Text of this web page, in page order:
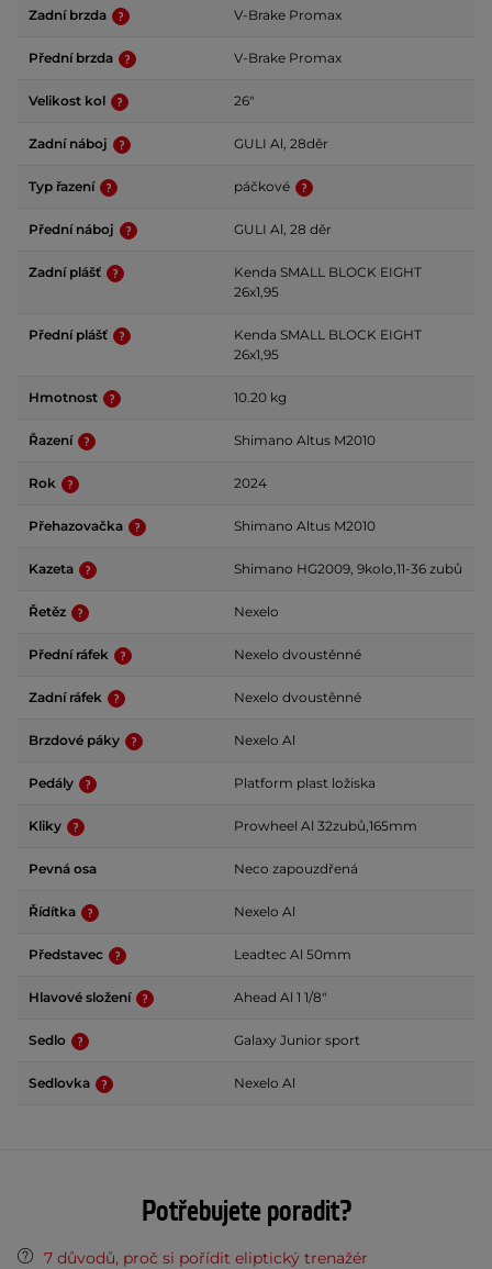
Zadní brzda V-Brake Promax
Přední brzda V-Brake Promax
Velikost kol 26"
Zadní náboj GULI Al, 28děr
Typ řazení páčkové
Přední náboj GULI Al, 28 děr
Zadní plášť
Kenda SMALL BLOCK EIGHT
26x1,95
Přední plášť
Kenda SMALL BLOCK EIGHT
26x1,95
Hmotnost 10.20 kg
Řazení Shimano Altus M2010
Rok 2024
Přehazovačka Shimano Altus M2010
Kazeta Shimano HG2009, 9kolo,11-36 zubů
Řetěz Nexelo
Přední ráfek Nexelo dvoustěnné
Zadní ráfek Nexelo dvoustěnné
Brzdové páky Nexelo Al
Pedály Platform plast ložiska
Kliky Prowheel Al 32zubů,165mm
Pevná osa Neco zapouzdřená
Řídítka Nexelo Al
Představec Leadtec Al 50mm
Hlavové složení Ahead Al 1 1/8"
Sedlo Galaxy Junior sport
Sedlovka Nexelo Al
Potřebujete poradit?
7 důvodů, proč si pořídit eliptický trenažér